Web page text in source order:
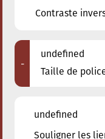
Adresse
Contraste
-
undefined
Taille de
undefined
Souligner les